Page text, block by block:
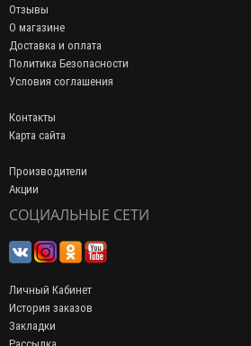
Отзывы
О магазине
Доставка и оплата
Политика Безопасности
Условия соглашения
Контакты
Карта сайта
Производители
Акции
СОЦИАЛЬНЫЕ СЕТИ
Личный Кабинет
История заказов
Закладки